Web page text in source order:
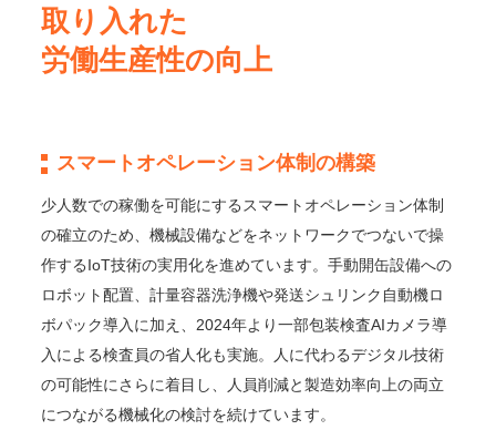
取り入れた
労働生産性の向上
スマートオペレーション体制の構築
少人数での稼働を可能にするスマートオペレーション体制
の確立のため、機械設備などをネットワークでつないで操
作するIoT技術の実用化を進めています。手動開缶設備への
ロボット配置、計量容器洗浄機や発送シュリンク自動機ロ
ボパック導入に加え、2024年より一部包装検査AIカメラ導
入による検査員の省人化も実施。人に代わるデジタル技術
の可能性にさらに着目し、人員削減と製造効率向上の両立
につながる機械化の検討を続けています。